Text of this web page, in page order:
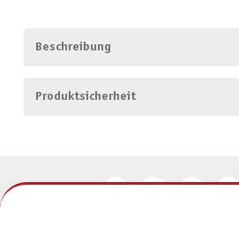
Beschreibung
Produktsicherheit